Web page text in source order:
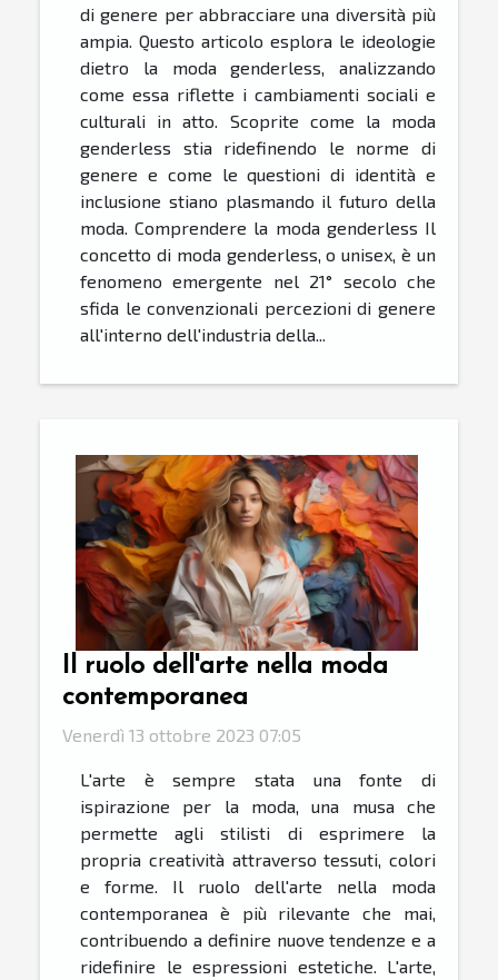
di genere per abbracciare una diversità più
ampia. Questo articolo esplora le ideologie
dietro la moda genderless, analizzando
come essa riflette i cambiamenti sociali e
culturali in atto. Scoprite come la moda
genderless stia ridefinendo le norme di
genere e come le questioni di identità e
inclusione stiano plasmando il futuro della
moda. Comprendere la moda genderless Il
concetto di moda genderless, o unisex, è un
fenomeno emergente nel 21° secolo che
sfida le convenzionali percezioni di genere
all'interno dell'industria della...
Il ruolo dell'arte nella moda
contemporanea
Venerdì 13 ottobre 2023 07:05
L'arte è sempre stata una fonte di
ispirazione per la moda, una musa che
permette agli stilisti di esprimere la
propria creatività attraverso tessuti, colori
e forme. Il ruolo dell'arte nella moda
contemporanea è più rilevante che mai,
contribuendo a definire nuove tendenze e a
ridefinire le espressioni estetiche. L'arte,